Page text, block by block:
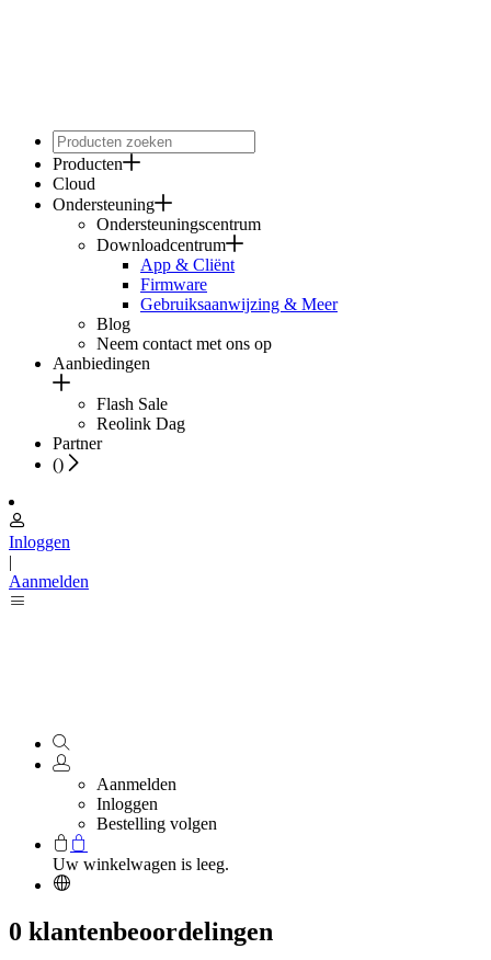
Producten
Cloud
Ondersteuning
Ondersteuningscentrum
Downloadcentrum
App & Cliënt
Firmware
Gebruiksaanwijzing & Meer
Blog
Neem contact met ons op
Aanbiedingen
Flash Sale
Reolink Dag
Partner
()
Inloggen
|
Aanmelden
Aanmelden
Inloggen
Bestelling volgen
Uw winkelwagen is leeg.
0 klantenbeoordelingen